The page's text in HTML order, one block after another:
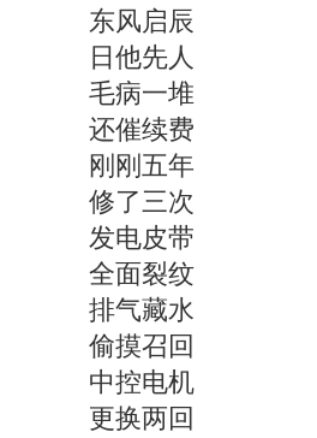
东风启辰
日他先人
毛病一堆
还催续费
刚刚五年
修了三次
发电皮带
全面裂纹
排气藏水
偷摸召回
中控电机
更换两回